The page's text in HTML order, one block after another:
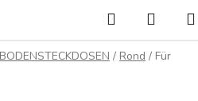
Suchen
BODENSTECKDOSEN / Rond / Für